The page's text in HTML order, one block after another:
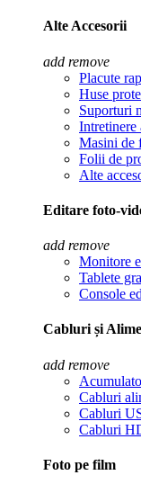
Alte Accesorii
add remove
Placute
Huse
Suporturi
Intretinere
Masini de
Folii de
Alte
Editare foto-
add remove
Monitore
Tablete
Console
Cabluri și
add remove
Cabluri
Cabluri
Cabluri
Foto pe film